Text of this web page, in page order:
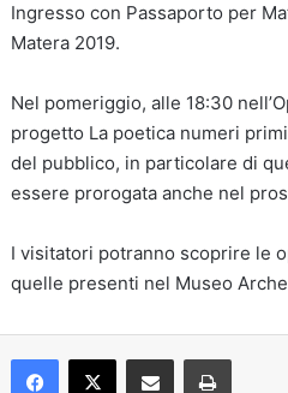
Ingresso con Passaporto per
Matera 2019.
Nel pomeriggio, alle 18:30
progetto La poetica numeri
del pubblico, in particolare di
essere prorogata anche nel
I visitatori potranno scoprire le
quelle presenti nel Museo